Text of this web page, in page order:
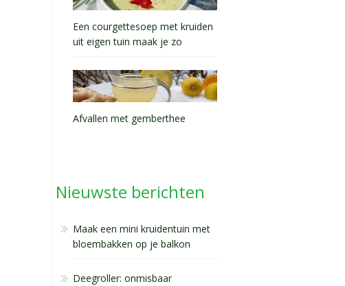
Een courgettesoep met kruiden
uit eigen tuin maak je zo
Afvallen met gemberthee
Nieuwste berichten
Maak een mini kruidentuin met
bloembakken op je balkon
Deegroller: onmisbaar